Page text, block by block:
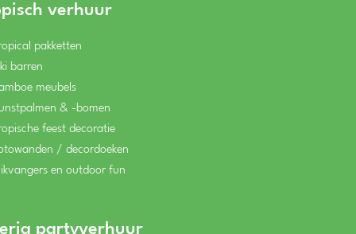
verhuur
pakketten
barren
meubels
& -bomen
feest decoratie
/ decordoeken
en outdoor fun
partyverhuur